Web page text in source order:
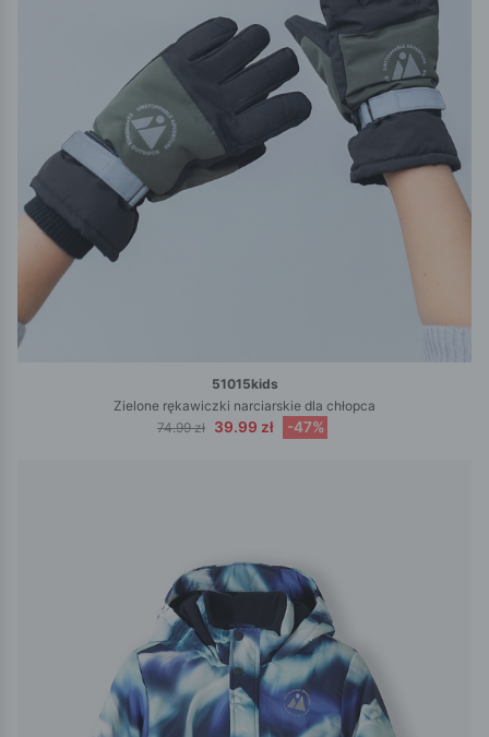
51015kids
Zielone rękawiczki narciarskie dla chłopca
74.99 zł 39.99 zł -47%